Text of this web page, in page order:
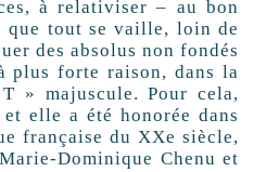
à relativiser – au bon
que tout se vaille, loin de
des absolus non fondés
plus forte raison, dans la
» majuscule. Pour cela,
elle a été honorée dans
française du XXe siècle,
Dominique Chenu et